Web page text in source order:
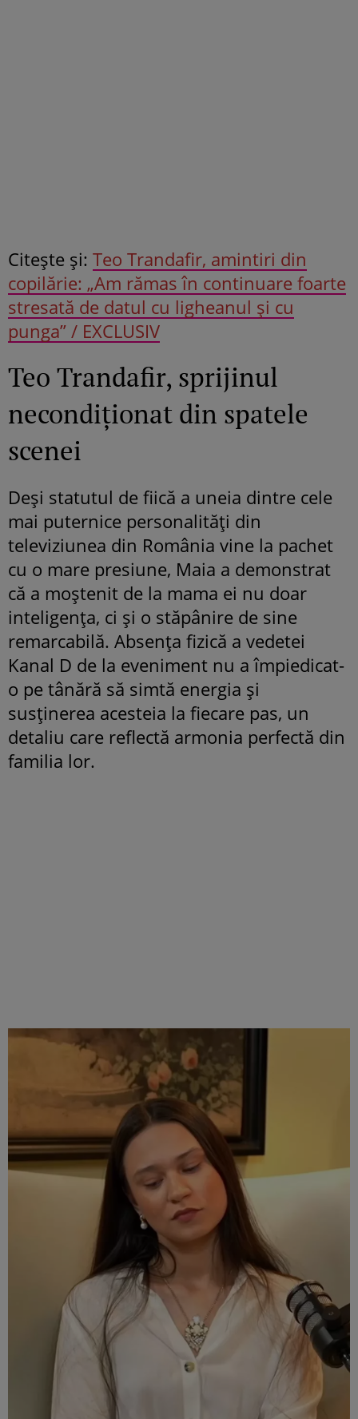
Citeşte şi: Teo Trandafir, amintiri din
copilărie: „Am rămas în continuare foarte
stresată de datul cu ligheanul și cu
punga” / EXCLUSIV
Teo Trandafir, sprijinul
necondiționat din spatele
scenei
Deși statutul de fiică a uneia dintre cele
mai puternice personalități din
televiziunea din România vine la pachet
cu o mare presiune, Maia a demonstrat
că a moștenit de la mama ei nu doar
inteligența, ci și o stăpânire de sine
remarcabilă. Absența fizică a vedetei
Kanal D de la eveniment nu a împiedicat-
o pe tânără să simtă energia și
susținerea acesteia la fiecare pas, un
detaliu care reflectă armonia perfectă din
familia lor.